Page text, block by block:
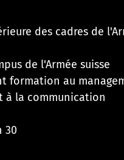
des cadres de
de l'Armée suisse
formation au
la communication
30